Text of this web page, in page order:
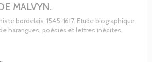
MALVYN.
bordelais, 1545-1617. Etude biographique
harangues, poésies et lettres inédites.